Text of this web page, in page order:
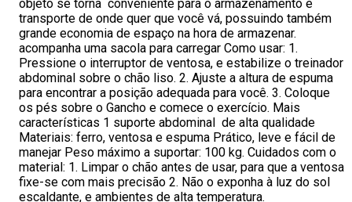
objeto se torna conveniente para o armazenamento e
transporte de onde quer que você vá, possuindo também
grande economia de espaço na hora de armazenar.
acompanha uma sacola para carregar Como usar: 1.
Pressione o interruptor de ventosa, e estabilize o treinador
abdominal sobre o chão liso. 2. Ajuste a altura de espuma
para encontrar a posição adequada para você. 3. Coloque
os pés sobre o Gancho e comece o exercício. Mais
características 1 suporte abdominal de alta qualidade
Materiais: ferro, ventosa e espuma Prático, leve e fácil de
manejar Peso máximo a suportar: 100 kg. Cuidados com o
material: 1. Limpar o chão antes de usar, para que a ventosa
fixe-se com mais precisão 2. Não o exponha à luz do sol
escaldante, e ambientes de alta temperatura.